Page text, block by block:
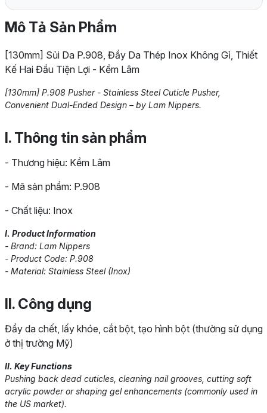
Mô Tả Sản Phẩm
[130mm] Sủi Da P.908, Đẩy Da Thép Inox Không Gỉ, Thiết
Kế Hai Đầu Tiện Lợi - Kềm Lâm
[130mm] P.908 Pusher - Stainless Steel Cuticle Pusher,
Convenient Dual-Ended Design – by Lam Nippers.
I. Thông tin sản phẩm
- Thương hiệu: Kềm Lâm
- Mã sản phẩm: P.908
- Chất liệu: Inox
I. Product Information
- Brand: Lam Nippers
- Product Code: P.908
- Material: Stainless Steel (Inox)
II. Công dụng
Đẩy da chết, lấy khóe, cắt bột, tạo hình bột (thường sử dụng
ở thị trường Mỹ)
II. Key Functions
Pushing back dead cuticles, cleaning nail grooves, cutting soft
acrylic powder or shaping gel enhancements (commonly used in
the US market).